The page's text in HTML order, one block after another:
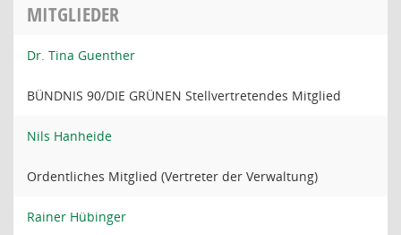
MITGLIEDER
Dr. Tina Guenther
BÜNDNIS 90/DIE GRÜNEN Stellvertretendes Mitglied
Nils Hanheide
Ordentliches Mitglied (Vertreter der Verwaltung)
Rainer Hübinger